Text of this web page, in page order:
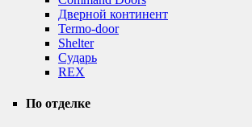
Дверной континент
Termo-door
Shelter
Сударь
REX
По отделке